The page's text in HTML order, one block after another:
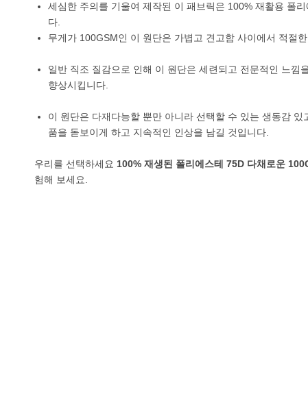
세심한 주의를 기울여 제작된 이 패브릭은 100% 재활용 폴
다.
무게가 100GSM인 이 원단은 가볍고 견고함 사이에서 적절
일반 직조 질감으로 인해 이 원단은 세련되고 전문적인 느
향상시킵니다.
이 원단은 다재다능할 뿐만 아니라 선택할 수 있는 생동감
품을 돋보이게 하고 지속적인 인상을 남길 것입니다.
우리를 선택하세요 100% 재생된 폴리에스테 75D 다채로운
험해 보세요.